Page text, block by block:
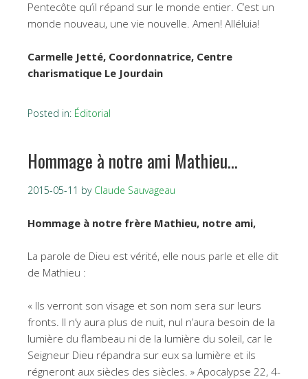
Pentecôte qu’il répand sur le monde entier. C’est un
monde nouveau, une vie nouvelle. Amen! Alléluia!
Carmelle Jetté, Coordonnatrice, Centre
charismatique Le Jourdain
Posted in: Éditorial
Hommage à notre ami Mathieu…
2015-05-11 by Claude Sauvageau
Hommage à notre frère Mathieu, notre ami,
La parole de Dieu est vérité, elle nous parle et elle dit
de Mathieu :
« Ils verront son visage et son nom sera sur leurs
fronts. Il n’y aura plus de nuit, nul n’aura besoin de la
lumière du flambeau ni de la lumière du soleil, car le
Seigneur Dieu répandra sur eux sa lumière et ils
régneront aux siècles des siècles. » Apocalypse 22, 4-